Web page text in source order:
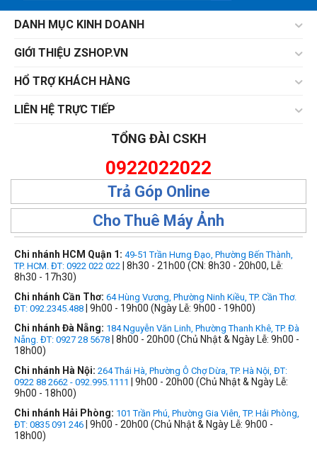
DANH MỤC KINH DOANH
GIỚI THIỆU ZSHOP.VN
HỔ TRỢ KHÁCH HÀNG
LIÊN HỆ TRỰC TIẾP
TỔNG ĐÀI CSKH
0922022022
Trả Góp Online
Cho Thuê Máy Ảnh
Chi nhánh HCM Quận 1: 49-51 Trần Hưng Đạo, Phường Bến Thành,
TP. HCM. ĐT: 0922 022 022 | 8h30 - 21h00 (CN: 8h30 - 20h00, Lễ:
8h30 - 17h30)
Chi nhánh Cần Thơ: 64 Hùng Vương, Phường Ninh Kiều, TP. Cần Thơ.
ĐT: 092.2345.488 | 9h00 - 19h00 (Ngày Lễ: 9h00 - 19h00)
Chi nhánh Đà Nẵng: 184 Nguyễn Văn Linh, Phường Thanh Khê, TP. Đà
Nẵng. ĐT: 0927 28 5678 | 8h00 - 20h00 (Chủ Nhật & Ngày Lễ: 9h00 -
18h00)
Chi nhánh Hà Nội: 264 Thái Hà, Phường Ô Chợ Dừa, TP. Hà Nội, ĐT:
0922 88 2662 - 092.995.1111
| 9h00 - 20h00 (Chủ Nhật & Ngày Lễ:
9h00 - 18h00)
Chi nhánh Hải Phòng: 101 Trần Phú, Phường Gia Viên, TP. Hải Phòng,
ĐT: 0835 091 246 | 9h00 - 20h00 (Chủ Nhật & Ngày Lễ: 9h00 -
18h00)